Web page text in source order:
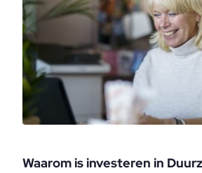
Waarom is investeren in